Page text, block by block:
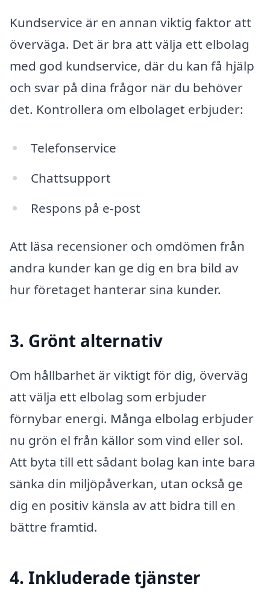
Kundservice är en annan viktig faktor att
överväga. Det är bra att välja ett elbolag
med god kundservice, där du kan få hjälp
och svar på dina frågor när du behöver
det. Kontrollera om elbolaget erbjuder:
Telefonservice
Chattsupport
Respons på e-post
Att läsa recensioner och omdömen från
andra kunder kan ge dig en bra bild av
hur företaget hanterar sina kunder.
3. Grönt alternativ
Om hållbarhet är viktigt för dig, överväg
att välja ett elbolag som erbjuder
förnybar energi. Många elbolag erbjuder
nu grön el från källor som vind eller sol.
Att byta till ett sådant bolag kan inte bara
sänka din miljöpåverkan, utan också ge
dig en positiv känsla av att bidra till en
bättre framtid.
4. Inkluderade tjänster